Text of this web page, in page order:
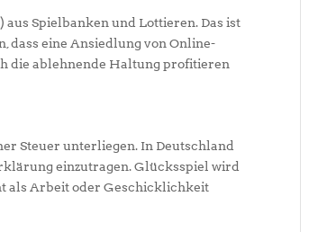
Spielbanken und Lottieren. Das ist
dass eine Ansiedlung von Online-
die ablehnende Haltung profitieren
Steuer unterliegen. In Deutschland
einzutragen. Glücksspiel wird
als Arbeit oder Geschicklichkeit